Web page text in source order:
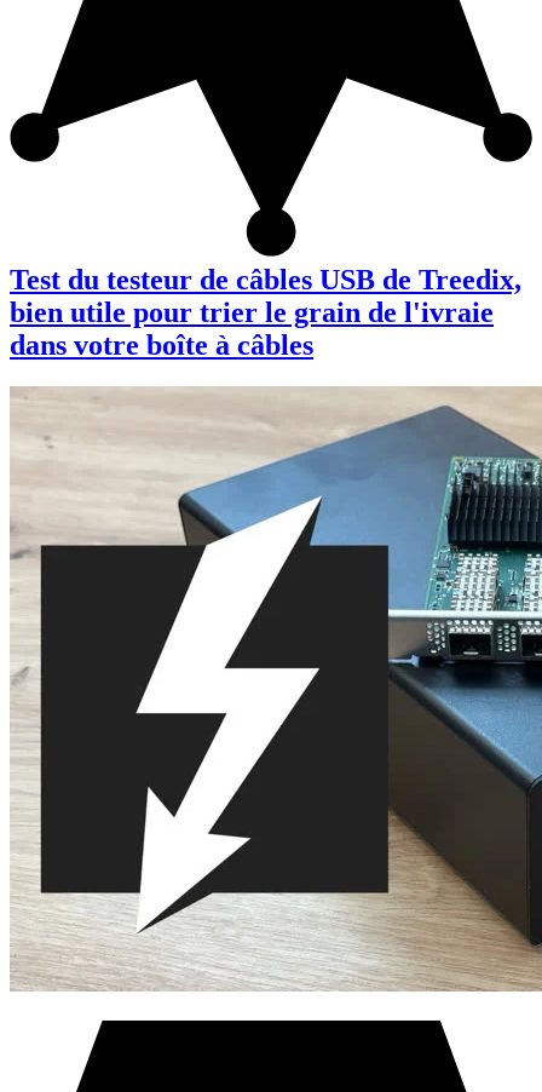
Test du testeur de câbles USB de Treedix,
bien utile pour trier le grain de l'ivraie
dans votre boîte à câbles